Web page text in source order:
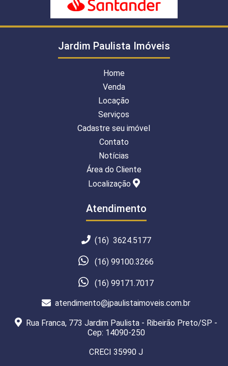
Jardim Paulista Imóveis
Home
Venda
Locação
Serviços
Cadastre seu imóvel
Contato
Notícias
Área do Cliente
Localização
Atendimento
(16) 3624.5177
(16) 99100.3266
(16) 99171.7017
atendimento@jpaulistaimoveis.com.br
Rua Franca, 773 Jardim Paulista - Ribeirão Preto/SP -
Cep: 14090-250
CRECI 35990 J